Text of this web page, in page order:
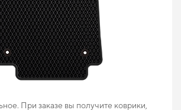
При заказе вы получите коврики,